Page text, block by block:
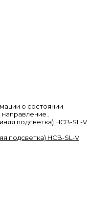
о состоянии
подсветка) HCB-SL-V